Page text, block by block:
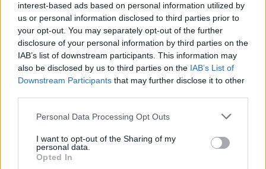
interest-based ads based on personal information utilized by
us or personal information disclosed to third parties prior to
your opt-out. You may separately opt-out of the further
disclosure of your personal information by third parties on the
IAB’s list of downstream participants. This information may
also be disclosed by us to third parties on the IAB’s List of
Downstream Participants that may further disclose it to other
Please note that this website/app uses one or more Google
not limited to your visit or usage behaviour. You may click to
grant or deny consent to Google and its third-party tags to
use your data for below specified purposes in below Google
Personal Data Processing Opt Outs
I want to opt-out of the Sharing of my
personal data.
Opted In
Η Chery επενδύει 75 εκατ. δολάρια στην KG Mobility
Το FIAT 500 Hybrid τώρα
συνεχίζουν μαζί: Ανανέωση
της συνεργασίας τους μέχρι